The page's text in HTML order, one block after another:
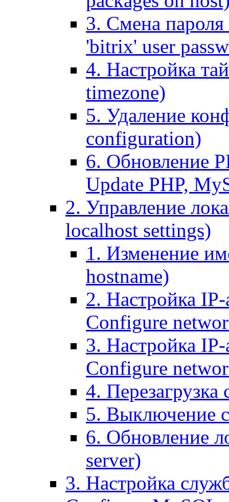
3. Смена пароля
'bitrix' user
4. Настройка
timezone)
5. Удаление
configuration)
6. Обновление
Update PHP,
2. Управление
localhost settings)
1. Изменение
hostname)
2. Настройка IP-
Configure
3. Настройка
Configure
4. Перезагрузка
5. Выключение
6. Обновление
server)
3. Настройка